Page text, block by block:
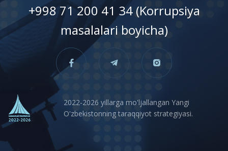
+998 71 200 41 34 (Korrupsiya
masalalari boyicha)
2022-2026 yillarga mo'ljallangan Yangi
O'zbekistonning taraqqiyot strategiyasi.